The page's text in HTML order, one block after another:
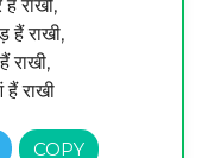
राखी,
हैं राखी,
राखी,
राखी